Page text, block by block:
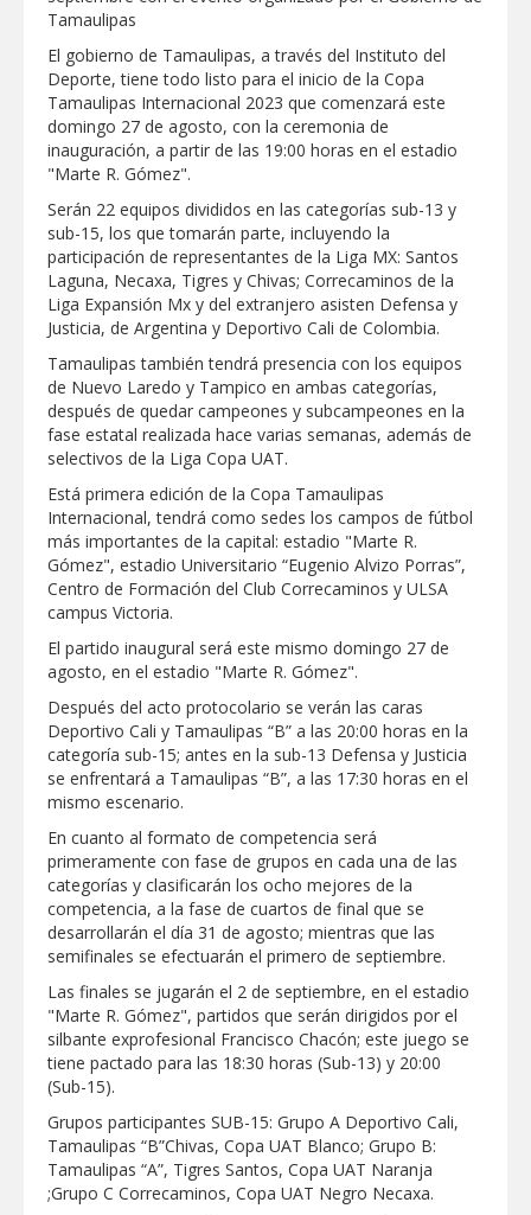
“PRESIDENCIA CERQUITA DE TI” A LAS
COLONIAS JARDÍN Y SAN RAFAEL
Atiende Gobierno de Reynosa reportes
ciudadanos
ATIENDE COMAPA MÁS DE 1800
REPORTES RECIBIDOS A TRAVÉS DEL
073 DURANTE JULIO
Llevó Carlos Peña Ortiz programa
Subsidio del Agua a Valle Soleado
Prepara DIF Tamaulipas actividades para
conmemorar el mes de las personas
adultas mayores
ESCUELA DE MÚSICA DEL SISTEMA DIF
ABRE INSCRIPCIONES PARA EL CICLO
AGOSTO-DICIEMBRE
Disney reconoce a nivel mundial talento
de estudiante de la UAT
Visitó Alcalde a vecinos de Balcones de
Alcalá con programa Subsidio del Agua
Tamaulipas sigue impulsando una
agenda de infraestructura con sentido
humanista
DIRECCIÓN DE DESARROLLO RURAL
APOYA A GANADEROS DE NUEVO
LAREDO ANTE LA REAPERTURA DE LA
EXPORTACIÓN DE GANADO
Impulsa STPS ferias del empleo para
jóvenes en tres regiones de Tamaulipas
Tamaulipas
El gobierno de Tamaulipas, a través del Instituto del
Deporte, tiene todo listo para el inicio de la Copa
Tamaulipas Internacional 2023 que comenzará este
domingo 27 de agosto, con la ceremonia de
inauguración, a partir de las 19:00 horas en el estadio
"Marte R. Gómez".
Serán 22 equipos divididos en las categorías sub-13 y
sub-15, los que tomarán parte, incluyendo la
participación de representantes de la Liga MX: Santos
Laguna, Necaxa, Tigres y Chivas; Correcaminos de la
Liga Expansión Mx y del extranjero asisten Defensa y
Justicia, de Argentina y Deportivo Cali de Colombia.
Tamaulipas también tendrá presencia con los equipos
de Nuevo Laredo y Tampico en ambas categorías,
después de quedar campeones y subcampeones en la
fase estatal realizada hace varias semanas, además de
selectivos de la Liga Copa UAT.
Está primera edición de la Copa Tamaulipas
Internacional, tendrá como sedes los campos de fútbol
más importantes de la capital: estadio "Marte R.
Gómez", estadio Universitario “Eugenio Alvizo Porras”,
Centro de Formación del Club Correcaminos y ULSA
campus Victoria.
El partido inaugural será este mismo domingo 27 de
agosto, en el estadio "Marte R. Gómez".
Después del acto protocolario se verán las caras
Deportivo Cali y Tamaulipas “B” a las 20:00 horas en la
categoría sub-15; antes en la sub-13 Defensa y Justicia
se enfrentará a Tamaulipas “B”, a las 17:30 horas en el
mismo escenario.
En cuanto al formato de competencia será
primeramente con fase de grupos en cada una de las
categorías y clasificarán los ocho mejores de la
competencia, a la fase de cuartos de final que se
desarrollarán el día 31 de agosto; mientras que las
semifinales se efectuarán el primero de septiembre.
Las finales se jugarán el 2 de septiembre, en el estadio
"Marte R. Gómez", partidos que serán dirigidos por el
silbante exprofesional Francisco Chacón; este juego se
tiene pactado para las 18:30 horas (Sub-13) y 20:00
(Sub-15).
Grupos participantes SUB-15: Grupo A Deportivo Cali,
Tamaulipas “B”Chivas, Copa UAT Blanco; Grupo B:
Tamaulipas “A”, Tigres Santos, Copa UAT Naranja
;Grupo C Correcaminos, Copa UAT Negro Necaxa.